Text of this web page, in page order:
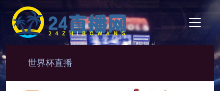
世界杯直播